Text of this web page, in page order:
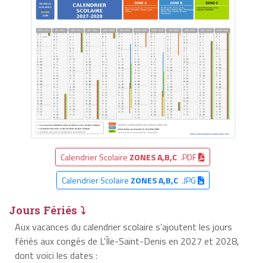
Calendrier Scolaire ZONES A,B,C .PDF
Calendrier Scolaire ZONES A,B,C.JPG
Jours Fériés ⤵
Aux vacances du calendrier scolaire s’ajoutent les jours
fériés aux congés de L'Île-Saint-Denis en 2027 et 2028,
dont voici les dates :